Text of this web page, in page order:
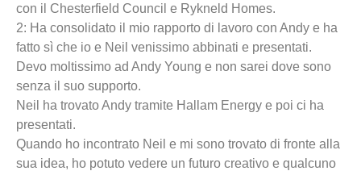
con il Chesterfield Council e Rykneld Homes.
2: Ha consolidato il mio rapporto di lavoro con Andy e ha
fatto sì che io e Neil venissimo abbinati e presentati.
Devo moltissimo ad Andy Young e non sarei dove sono
senza il suo supporto.
Neil ha trovato Andy tramite Hallam Energy e poi ci ha
presentati.
Quando ho incontrato Neil e mi sono trovato di fronte alla
sua idea, ho potuto vedere un futuro creativo e qualcuno